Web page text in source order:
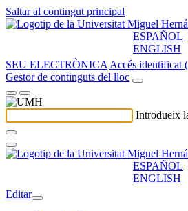
Saltar al contingut principal
ESPAÑOL
ENGLISH
SEU ELECTRÒNICA Accés identificat
Gestor de continguts del lloc
Introdueix
ESPAÑOL
ENGLISH
Editar